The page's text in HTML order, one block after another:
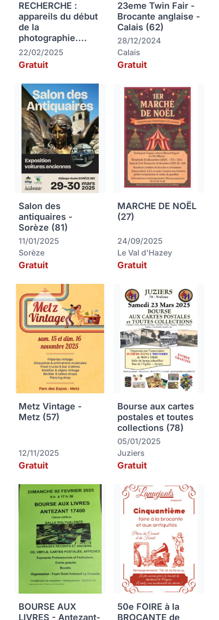
RECHERCHE :
appareils du début
de la
photographie....
22/02/2025
Gratuit
23eme Twin Fair -
Brocante anglaise -
Calais (62)
28/12/2024
Calais
Gratuit
Salon des
antiquaires -
Sorèze (81)
11/01/2025
Sorèze
Gratuit
MARCHE DE NOËL
(27)
24/09/2025
Le Val d'Hazey
Gratuit
Metz Vintage -
Metz (57)
12/11/2025
Gratuit
Bourse aux cartes
postales et toutes
collections (78)
05/01/2025
Juziers
Gratuit
BOURSE AUX
LIVRES - Antezant-
50e FOIRE à la
BROCANTE de